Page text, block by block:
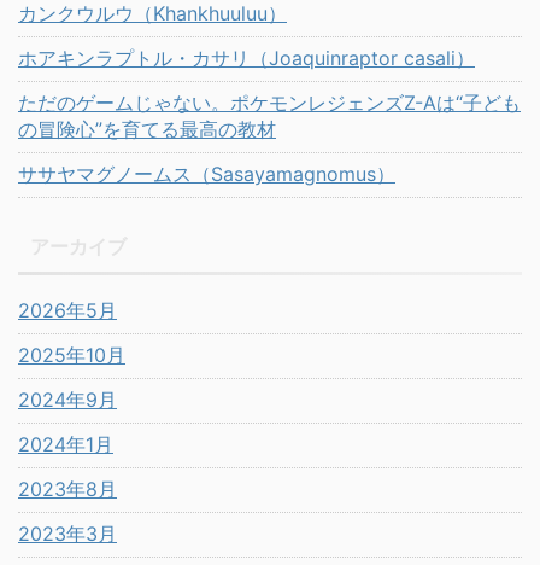
カンクウルウ（Khankhuuluu）
ホアキンラプトル・カサリ（Joaquinraptor casali）
ただのゲームじゃない。ポケモンレジェンズZ-Aは“子ども
の冒険心”を育てる最高の教材
ササヤマグノームス（Sasayamagnomus）
2026年5月
2025年10月
2024年9月
2024年1月
2023年8月
2023年3月